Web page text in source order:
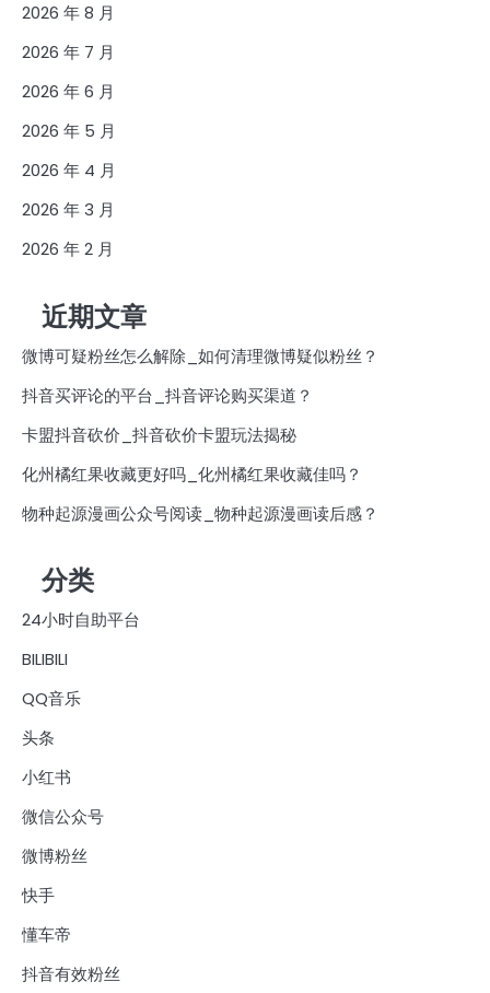
2026 年 8 月
2026 年 7 月
2026 年 6 月
2026 年 5 月
2026 年 4 月
2026 年 3 月
2026 年 2 月
近期文章
微博可疑粉丝怎么解除_如何清理微博疑似粉丝？
抖音买评论的平台_抖音评论购买渠道？
卡盟抖音砍价_抖音砍价卡盟玩法揭秘
化州橘红果收藏更好吗_化州橘红果收藏佳吗？
物种起源漫画公众号阅读_物种起源漫画读后感？
分类
24小时自助平台
BILIBILI
QQ音乐
头条
小红书
微信公众号
微博粉丝
快手
懂车帝
抖音有效粉丝